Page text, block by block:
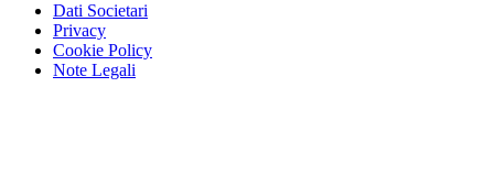
Dati Societari
Privacy
Cookie Policy
Note Legali